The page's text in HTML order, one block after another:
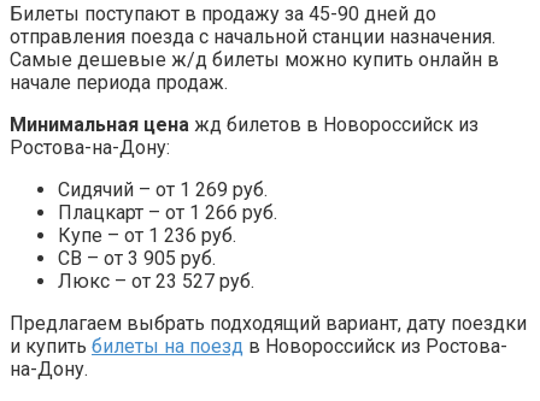
Билеты поступают в продажу за 45-90 дней до
отправления поезда с начальной станции назначения.
Самые дешевые ж/д билеты можно купить онлайн в
начале периода продаж.
Минимальная цена жд билетов в Новороссийск из
Ростова-на-Дону:
Сидячий – от 1 269 руб.
Плацкарт – от 1 266 руб.
Купе – от 1 236 руб.
СВ – от 3 905 руб.
Люкс – от 23 527 руб.
Предлагаем выбрать подходящий вариант, дату поездки
и купить билеты на поезд в Новороссийск из Ростова-
на-Дону.